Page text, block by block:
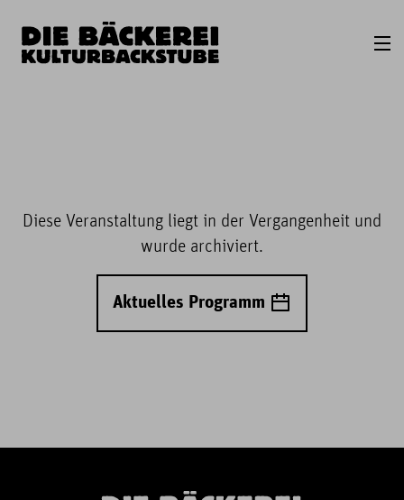
Diese Veranstaltung liegt in der Vergangenheit und
wurde archiviert.
Aktuelles Programm